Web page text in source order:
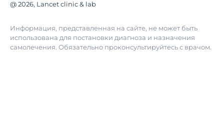
@ 2026, Lancet clinic & lab
Информация, представленная на сайте, не может быть
использована для постановки диагноза и назначения
самолечения. Обязательно проконсультируйтесь с врачом.